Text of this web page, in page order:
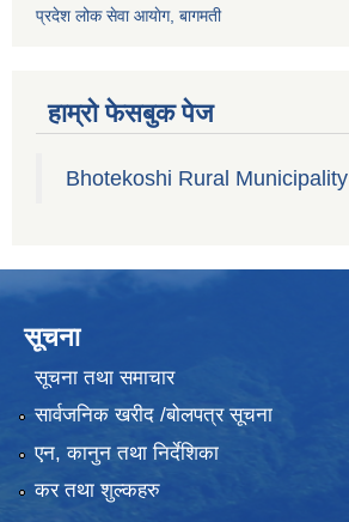
प्रदेश लोक सेवा आयाेग, बागमती
हाम्रो फेसबुक पेज
Bhotekoshi Rural Municipality
सूचना
सूचना तथा समाचार
सार्वजनिक खरीद /बोलपत्र सूचना
एन, कानुन तथा निर्देशिका
कर तथा शुल्कहरु